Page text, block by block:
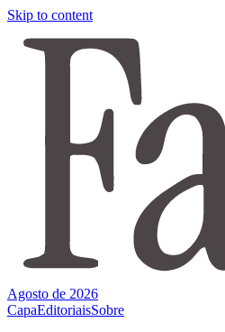
Skip to content
Agosto de 2026
CapaEditoriaisSobre